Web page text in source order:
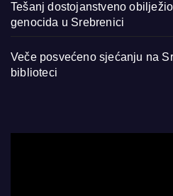
Tešanj dostojanstveno
genocida u Srebrenici
Veče posvećeno sjećanju na
biblioteci